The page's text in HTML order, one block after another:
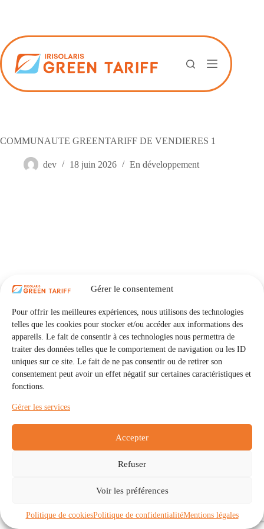
Gérer le consentement
Pour offrir les meilleures expériences, nous utilisons des technologies
telles que les cookies pour stocker et/ou accéder aux informations des
appareils. Le fait de consentir à ces technologies nous permettra de
traiter des données telles que le comportement de navigation ou les ID
uniques sur ce site. Le fait de ne pas consentir ou de retirer son
consentement peut avoir un effet négatif sur certaines caractéristiques et
fonctions.
Gérer les services
Accepter
Refuser
Voir les préférences
Politique de cookiesPolitique de confidentialitéMentions légales
COMMUNAUTE GREENTARIFF DE VENDIERES 1
dev 18 juin 2026 En développement
Communautés
À propos
Politique de cookies (UE)